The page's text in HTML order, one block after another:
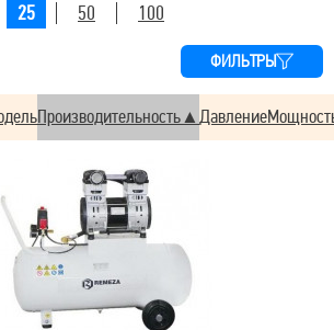
25 50 100
ФИЛЬТРЫ
Производительность Давление